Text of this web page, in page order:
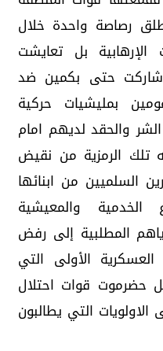
رصاصة واحدة خلال
بل تعايشت
شاركت حتى بكمين ضد
بمليشيات حركية
والحقد لديهم امام
تلك الرمزية من نقيض
السلميين من ابنائها
الخدمية والمعيشية
المطلبية إلى رفض
الأولى التي
حضرموت قوات احتلال
التي يطالبون